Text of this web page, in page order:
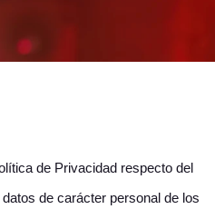
de Privacidad respecto del
de carácter personal de los